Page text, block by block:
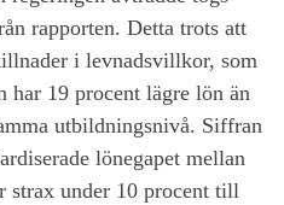
rapporten. Detta trots att
i levnadsvillkor, som
har 19 procent lägre lön än
utbildningsnivå. Siffran
lönegapet mellan
strax under 10 procent till